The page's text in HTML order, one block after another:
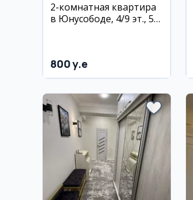
2-комнатная квартира
в Юнусободе, 4/9 эт., 52
800 y.e